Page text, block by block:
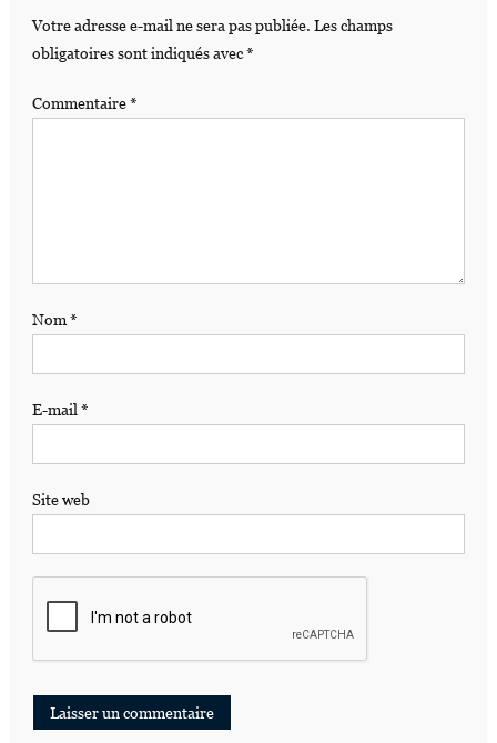
Votre adresse e-mail ne sera pas publiée. Les champs
obligatoires sont indiqués avec*
Commentaire*
Nom*
E-mail*
Site web